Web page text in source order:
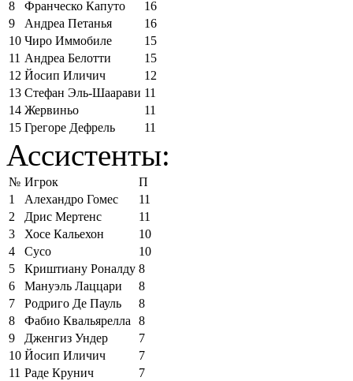
8
Франческо Капуто
16
9
Андреа Петанья
16
10 Чиро Иммобиле
15
11 Андреа Белотти
15
12 Йосип Иличич
12
13 Стефан Эль-Шаарави 11
14 Жервиньо
11
15 Грегоре Дефрель 11
Ассистенты:
№ Игрок
П
1
Алехандро Гомес
11
2
Дрис Мертенс
11
3
Хосе Кальехон
10
4
Сусо
10
5
Криштиану Роналду 8
6
Мануэль Лаццари
8
7
Родриго Де Пауль
8
8
Фабио Квальярелла
8
9
Дженгиз Ундер
7
10 Йосип Иличич
7
11 Раде Крунич
7